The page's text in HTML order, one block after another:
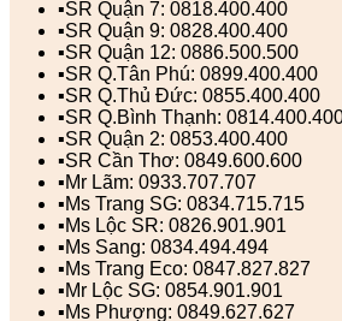
▪️SR Quận 7: 0818.400.400
▪️SR Quận 9: 0828.400.400
▪️SR Quận 12: 0886.500.500
▪️SR Q.Tân Phú: 0899.400.400
▪️SR Q.Thủ Đức: 0855.400.400
▪️SR Q.Bình Thạnh:
▪️SR Quận 2: 0853.400.400
▪️SR Cần Thơ: 0849.600.600
▪️Mr Lãm: 0933.707.707
▪️Ms Trang SG: 0834.715.715
▪️Ms Lộc SR: 0826.901.901
▪️Ms Sang: 0834.494.494
▪️Ms Trang Eco: 0847.827.827
▪️Mr Lộc SG: 0854.901.901
▪️Ms Phượng: 0849.627.627